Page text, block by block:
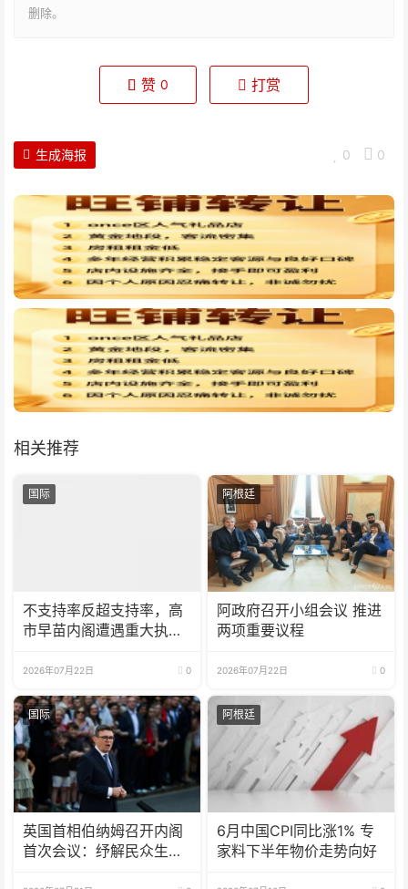
删除。
赞 0 打赏
0 0
生成海报
相关推荐
国际
不支持率反超支持率，高
市早苗内阁遭遇重大执政
2026年07月22日 0
阿根廷
阿政府召开小组会议 推进
两项重要议程
2026年07月22日 0
国际
英国首相伯纳姆召开内阁
首次会议：纾解民众生活
阿根廷
6月中国CPI同比涨1% 专
家料下半年物价走势向好